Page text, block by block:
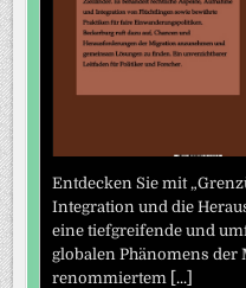
Entdecken Sie mit
Integration und die
eine tiefgreifende und
globalen Phänomens der
renommiertem
[...]